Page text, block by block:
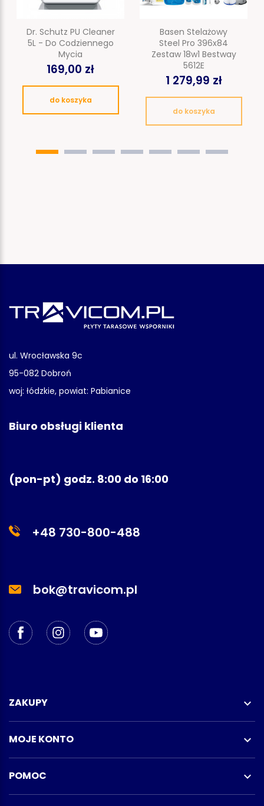
Dr. Schutz PU Cleaner
5L - Do Codziennego
Mycia
169,00 zł
do koszyka
Basen Stelażowy
Steel Pro 396x84
Zestaw 18w1 Bestway
5612E
1 279,99 zł
do koszyka
ul. Wrocławska 9c
95-082 Dobroń
woj: łódzkie, powiat: Pabianice
Biuro obsługi klienta
(pon-pt) godz. 8:00 do 16:00
+48 730-800-488
bok@travicom.pl
ZAKUPY 
MOJE KONTO 
POMOC 